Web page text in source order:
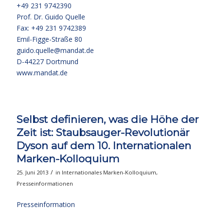
+49 231 9742390
Prof. Dr. Guido Quelle
Fax: +49 231 9742389
Emil-Figge-Straße 80
guido.quelle@mandat.de
D-44227 Dortmund
www.mandat.de
Selbst definieren, was die Höhe der
Zeit ist: Staubsauger-Revolutionär
Dyson auf dem 10. Internationalen
Marken-Kolloquium
25. Juni 2013 / in Internationales Marken-Kolloquium,
Presseinformationen
Presseinformation